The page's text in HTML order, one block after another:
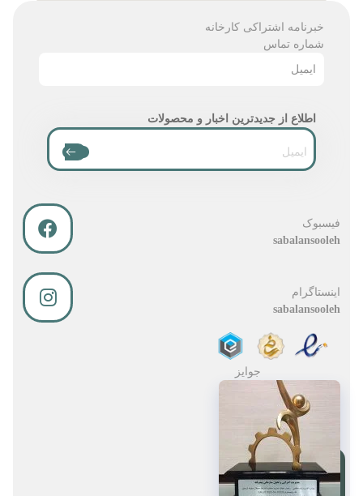
خبرنامه اشتراکی کارخانه
شماره تماس
ایمیل
اطلاع از جدیدترین اخبار و محصولات
فیسبوک
sabalansooleh
اینستاگرام
sabalansooleh
جوایز